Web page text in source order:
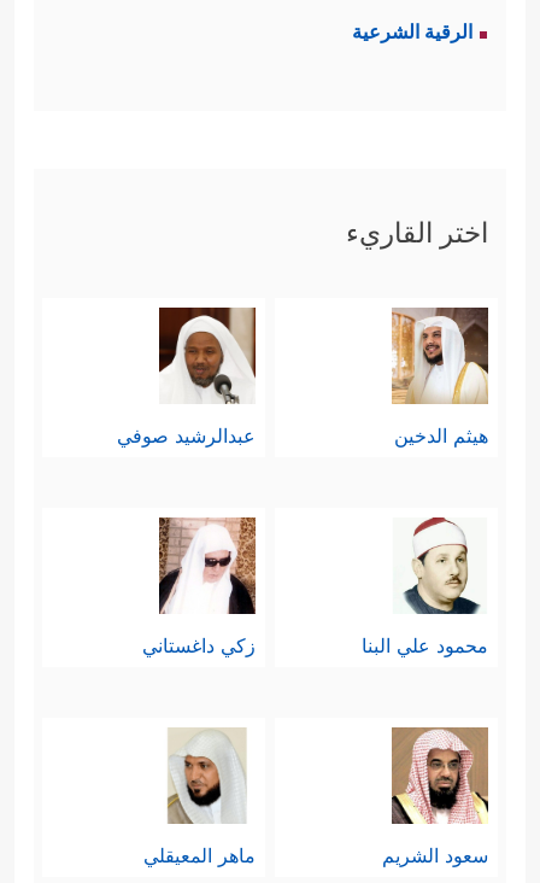
الرقية الشرعية
اختر القاريء
هيثم الدخين عبدالرشيد صوفي
محمود علي البنا زكي داغستاني
سعود الشريم ماهر المعيقلي